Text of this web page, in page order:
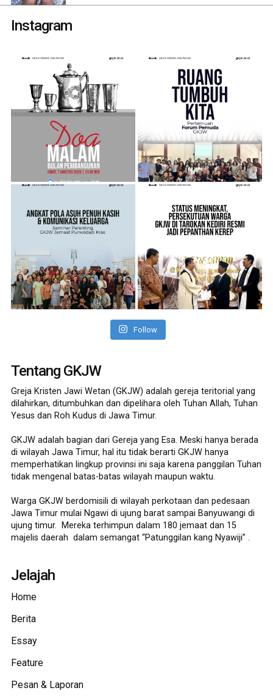
Instagram
Follow
Tentang GKJW
Greja Kristen Jawi Wetan (GKJW) adalah gereja teritorial yang
dilahirkan, ditumbuhkan dan dipelihara oleh Tuhan Allah, Tuhan
Yesus dan Roh Kudus di Jawa Timur.
GKJW adalah bagian dari Gereja yang Esa. Meski hanya berada
di wilayah Jawa Timur, hal itu tidak berarti GKJW hanya
memperhatikan lingkup provinsi ini saja karena panggilan Tuhan
tidak mengenal batas-batas wilayah maupun waktu.
Warga GKJW berdomisili di wilayah perkotaan dan pedesaan
Jawa Timur mulai Ngawi di ujung barat sampai Banyuwangi di
ujung timur. Mereka terhimpun dalam 180 jemaat dan 15
majelis daerah dalam semangat “Patunggilan kang Nyawiji” .
Jelajah
Home
Berita
Essay
Feature
Pesan & Laporan